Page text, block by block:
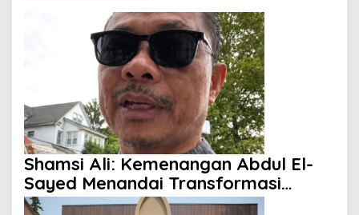
Shamsi Ali: Kemenangan Abdul El-
Sayed Menandai Transformasi
Politik Amerika